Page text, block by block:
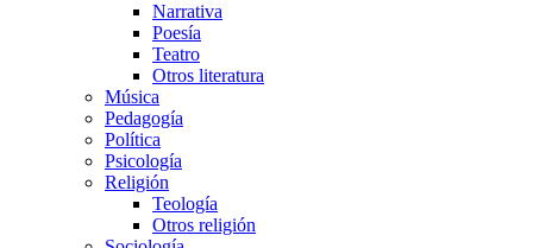
Narrativa
Poesía
Teatro
Otros literatura
Música
Pedagogía
Política
Psicología
Religión
Teología
Otros religión